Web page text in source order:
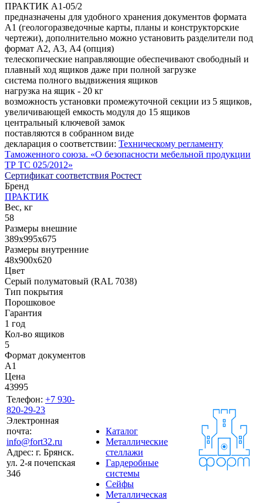
ПРАКТИК A1-05/2
предназначены для удобного хранения документов формата
А1 (геологоразведочные карты, планы и конструкторские
чертежи), дополнительно можно установить разделители под
формат А2, А3, А4 (опция)
телескопические направляющие обеспечивают свободный и
плавный ход ящиков даже при полной загрузке
система полного выдвижения ящиков
нагрузка на ящик - 20 кг
возможность установки промежуточной секции из 5 ящиков,
увеличивающей емкость модуля до 15 ящиков
центральный ключевой замок
поставляются в собранном виде
декларация о соответствии: Техническому регламенту
Таможенного союза. «О безопасности мебельной продукции
ТР ТС 025/2012»
Сертификат соответствия Ростест
Бренд
ПРАКТИК
Вес, кг
58
Размеры внешние
389x995x675
Размеры внутренние
48x900x620
Цвет
Cерый полуматовый (RAL 7038)
Тип покрытия
Порошковое
Гарантия
1 год
Кол-во ящиков
5
Формат документов
A1
Цена
43995
Телефон: +7 930-
820-29-23
Электронная
почта:
info@fort32.ru
Адрес: г. Брянск.
ул. 2-я почепская
34б
Каталог
Металлические
стеллажи
Гардеробные
системы
Сейфы
Металлическая